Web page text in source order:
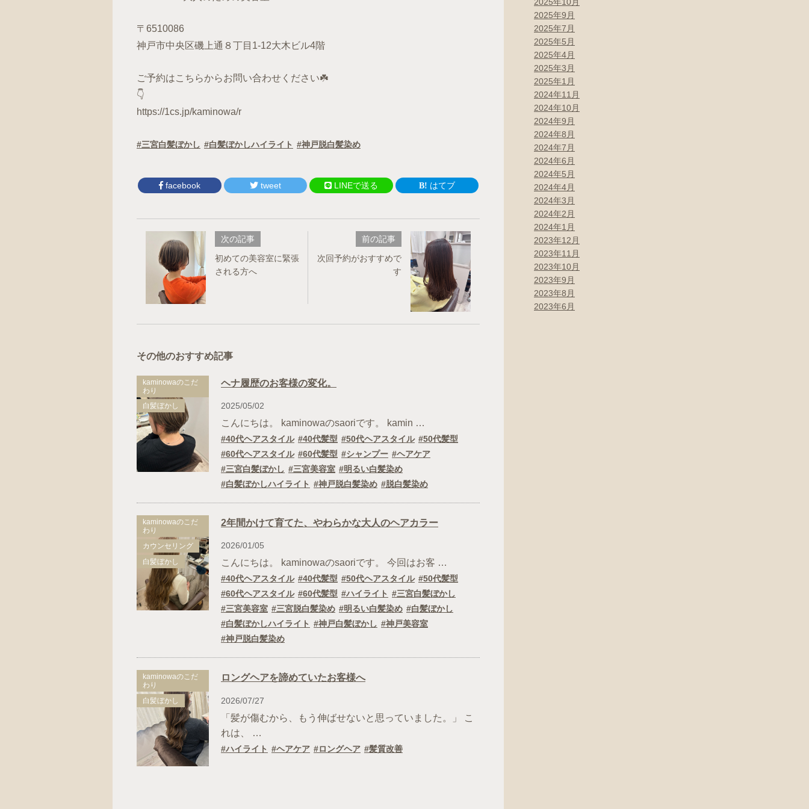
〒6510086
神戸市中央区磯上通８丁目1-12大木ビル4階
ご予約はこちらからお問い合わせください☘️
👇
https://1cs.jp/kaminowa/r
三宮白髪ぼかし 白髪ぼかしハイライト 神戸脱白髪染め
facebook tweet LINEで送る はてブ
次の記事
初めての美容室に緊張
される方へ
前の記事
次回予約がおすすめで
す
その他のおすすめ記事
kaminowaのこだ
わり
白髪ぼかし
ヘナ履歴のお客様の変化。
2025/05/02
こんにちは。 kaminowaのsaoriです。 kamin …
40代ヘアスタイル 40代髪型 50代ヘアスタイル
50代髪型
60代ヘアスタイル
60代髪型 シャンプー
ヘアケア
三宮白髪ぼかし
三宮美容室
明るい白髪染め
白髪ぼかしハイライト
神戸脱白髪染め 脱白髪染め
kaminowaのこだ
わり
カウンセリング
白髪ぼかし
2年間かけて育てた、やわらかな大人のヘアカラー
2026/01/05
こんにちは。 kaminowaのsaoriです。 今回はお客 …
40代ヘアスタイル 40代髪型 50代ヘアスタイル
50代髪型
60代ヘアスタイル
60代髪型 ハイライト
三宮白髪ぼかし
三宮美容室
三宮脱白髪染め 明るい白髪染め
白髪ぼかし
白髪ぼかしハイライト
神戸白髪ぼかし
神戸美容室
神戸脱白髪染め
kaminowaのこだ
わり
白髪ぼかし
ロングヘアを諦めていたお客様へ
2026/07/27
「髪が傷むから、もう伸ばせないと思っていました。」 こ
れは、 …
ハイライト ヘアケア ロングヘア 髪質改善
2025年9月
2025年7月
2025年5月
2025年4月
2025年3月
2025年1月
2024年11月
2024年10月
2024年9月
2024年8月
2024年7月
2024年6月
2024年5月
2024年4月
2024年3月
2024年2月
2024年1月
2023年12月
2023年11月
2023年10月
2023年9月
2023年8月
2023年6月